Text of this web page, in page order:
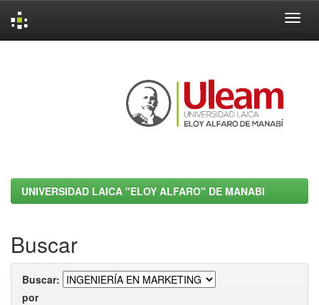
UNIVERSIDAD LAICA "ELOY ALFARO" DE MANABI
Buscar
Buscar:
por